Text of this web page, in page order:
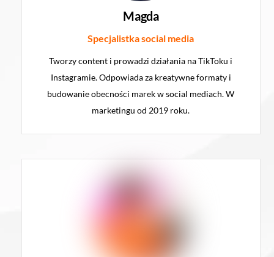
Magda
Specjalistka social media
Tworzy content i prowadzi działania na TikToku i
Instagramie. Odpowiada za kreatywne formaty i
budowanie obecności marek w social mediach. W
marketingu od 2019 roku.